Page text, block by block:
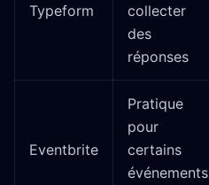
Typeform
collecter
des
réponses
Eventbrite
Pratique
pour
certains
événements